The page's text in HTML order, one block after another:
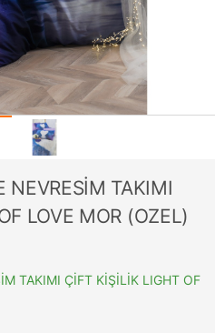
NEVRESİM TAKIMI
LOVE MOR (OZEL)
TAKIMI ÇİFT KİŞİLİK LIGHT OF